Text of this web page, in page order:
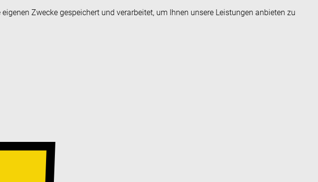
Zwecke gespeichert und verarbeitet, um Ihnen unsere Leistungen anbieten zu